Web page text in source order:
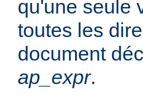
qu'une seule
toutes les
document
ap_expr.